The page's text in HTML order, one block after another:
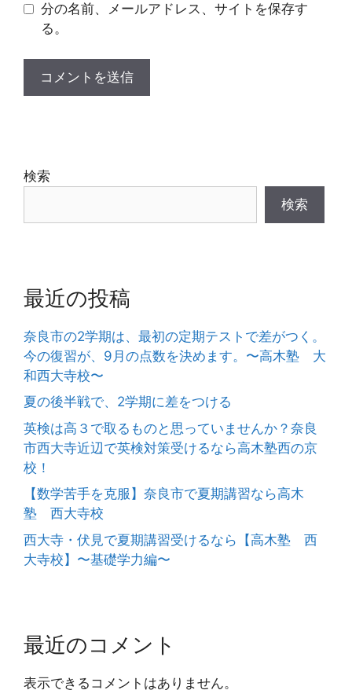
分の名前、メールアドレス、サイトを保存す
る。
検索
検索
最近の投稿
奈良市の2学期は、最初の定期テストで差がつく。
今の復習が、9月の点数を決めます。〜高木塾 大
和西大寺校〜
夏の後半戦で、2学期に差をつける
英検は高３で取るものと思っていませんか？奈良
市西大寺近辺で英検対策受けるなら高木塾西の京
校！
【数学苦手を克服】奈良市で夏期講習なら高木
塾 西大寺校
西大寺・伏見で夏期講習受けるなら【高木塾 西
大寺校】〜基礎学力編〜
最近のコメント
表示できるコメントはありません。